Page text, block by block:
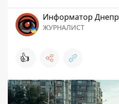
Информатор Днепр
ЖУРНАЛИСТ
👍